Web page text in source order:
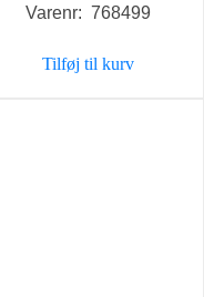
Varenr: 768499
Tilføj til kurv